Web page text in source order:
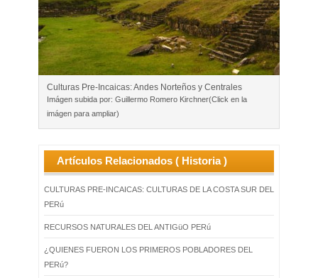
Culturas Pre-Incaicas: Andes Norteños y Centrales
Imágen subida por: Guillermo Romero Kirchner‎(Click en la
imágen para ampliar)
Artículos Relacionados ( Historia )
CULTURAS PRE-INCAICAS: CULTURAS DE LA COSTA SUR DEL
PERú
RECURSOS NATURALES DEL ANTIGüO PERú
¿QUIENES FUERON LOS PRIMEROS POBLADORES DEL
PERú?